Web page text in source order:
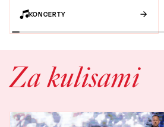
KONCERTY
Za kulisami